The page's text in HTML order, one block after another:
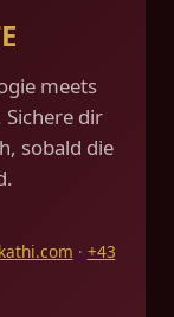
meets
dir
sobald die
· +43